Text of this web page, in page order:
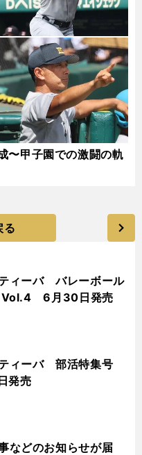
〜甲子園での激闘の軌
る
ィーバ バレーボール
Vol.4 6月30日発売
ィーバ 部活特集号
発売
などのお知らせが届